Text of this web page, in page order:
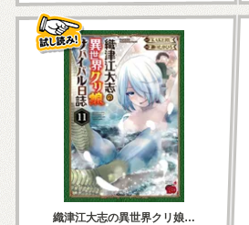
織津江大志の異世界クリ娘…